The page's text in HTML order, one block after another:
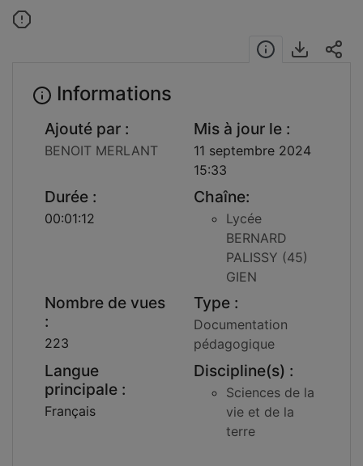
Informations
Ajouté par :
BENOIT MERLANT
Mis à jour le :
11 septembre 2024
15:33
Durée :
00:01:12
Chaîne:
Lycée
BERNARD
PALISSY (45)
GIEN
Nombre de vues
:
223
Type :
Documentation
pédagogique
Langue
principale :
Français
Discipline(s) :
Sciences de la
vie et de la
terre